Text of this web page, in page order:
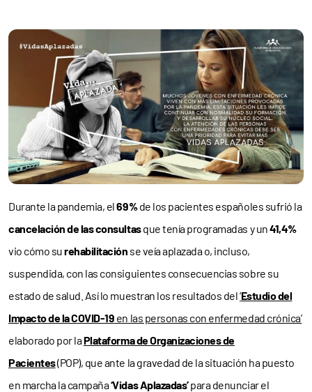
Durante la pandemia, el69%de los pacientes españoles sufrió la
cancelación de las consultasque tenía programadas y un41,4%
vio cómo surehabilitación se veía aplazada o, incluso,
suspendida, con las consiguientes consecuencias sobre su
estado de salud. Así lo muestran los resultados del‘Estudio del
Impacto de la COVID-19 en las personas con enfermedad crónica’
elaborado por laPlataforma de Organizaciones de
Pacientes(POP), que ante la gravedad de la situación ha puesto
en marcha la campaña‘Vidas Aplazadas’para denunciar el